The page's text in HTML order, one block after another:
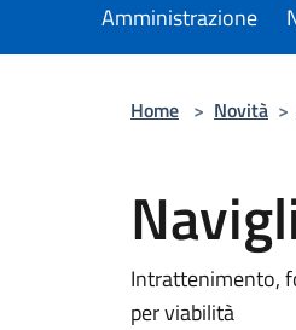
Amministrazione
Home > Novità >
Intrattenimento,
per viabilità